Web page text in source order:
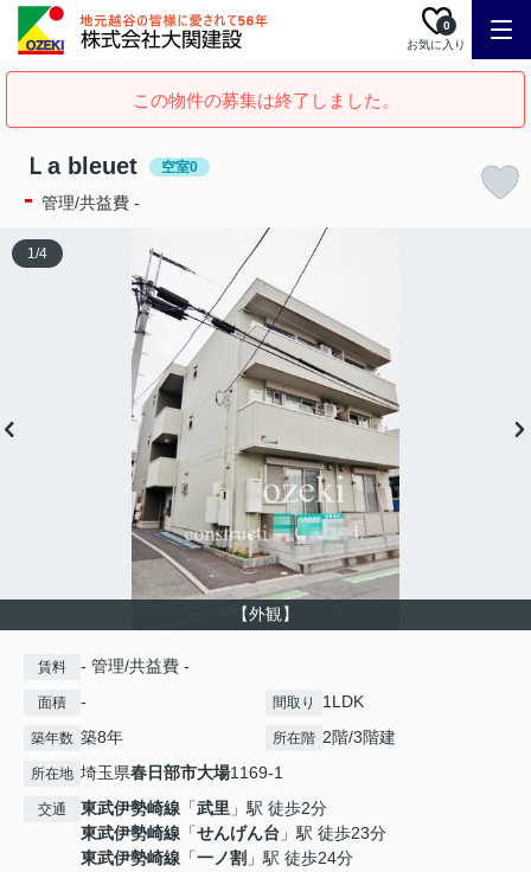
お気に入り
0
この物件の募集は終了しました。
Ｌa bleuet 空室0
- 管理/共益費 -
【外観】
1/4
賃料 - 管理/共益費 -
面積 - 間取り 1LDK
築年数 築8年 所在階 2階/3階建
所在地 埼玉県春日部市大場1169-1
交通 東武伊勢崎線 「武里 」駅 徒歩2分
東武伊勢崎線 「せんげん台 」駅 徒歩23分
東武伊勢崎線 「一ノ割 」駅 徒歩24分